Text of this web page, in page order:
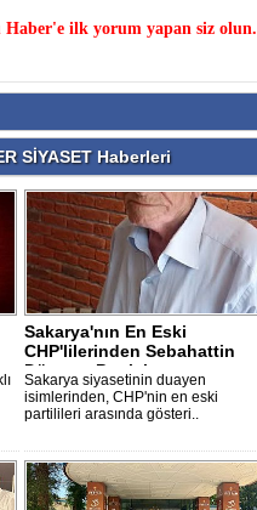
ilk yorum yapan siz olun.
SİYASET Haberleri
Sakarya'nın En Eski
CHP'lilerinden Sebahattin
Dönmez Partisi..
Sakarya siyasetinin duayen
isimlerinden, CHP'nin en eski
partilileri arasında gösteri..